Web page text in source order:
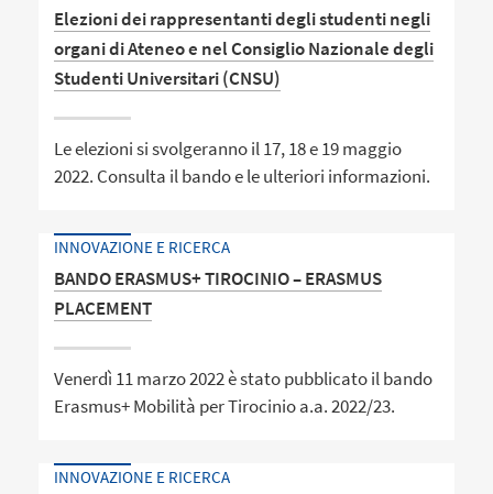
Elezioni dei rappresentanti degli studenti negli
organi di Ateneo e nel Consiglio Nazionale degli
Studenti Universitari (CNSU)
Le elezioni si svolgeranno il 17, 18 e 19 maggio
2022. Consulta il bando e le ulteriori informazioni.
INNOVAZIONE E RICERCA
BANDO ERASMUS+ TIROCINIO – ERASMUS
PLACEMENT
Venerdì 11 marzo 2022 è stato pubblicato il bando
Erasmus+ Mobilità per Tirocinio a.a. 2022/23.
INNOVAZIONE E RICERCA